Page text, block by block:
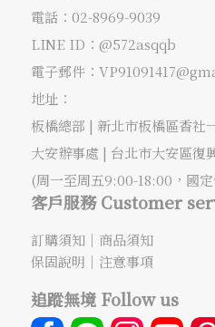
電話： 02-8969-9039
LINE ID：@572asqqb
電子郵件：
地址：
板橋總部 | 新北市板橋區香社
大安辦事處 | 台北市大安區復
(周一至周五9:00-18:00，國
客戶服務 Customer
訂購須知｜ 商品須知
保固說明 ｜ 注意事項
追蹤無境 Follow us